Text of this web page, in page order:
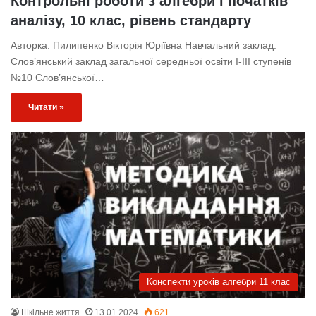
аналізу, 10 клас, рівень стандарту
Авторка: Пилипенко Вікторія Юріївна Навчальний заклад:
Слов’янський заклад загальної середньої освіти І-ІІІ ступенів
№10 Слов’янської…
Читати »
Конспекти уроків алгебри 11 клас
Шкільне життя 13.01.2024 621